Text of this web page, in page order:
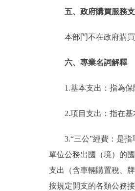
五、政府購買服務
本部門不在政府購
六、專業名詞解釋
1.基本支出：指為
2.項目支出：指在
3.“三公”經費：是
單位公務出國（境）的
支出（含車輛購置稅、
按規定開支的各類公務